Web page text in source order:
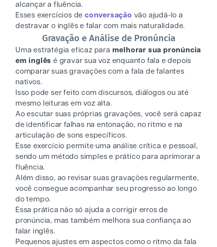
alcançar a fluência.
Esses exercícios de conversação vão ajudá-lo a
destravar o inglês e falar com mais naturalidade.
Gravação e Análise de Pronúncia
Uma estratégia eficaz para melhorar sua pronúncia
em inglês é gravar sua voz enquanto fala e depois
comparar suas gravações com a fala de falantes
nativos.
Isso pode ser feito com discursos, diálogos ou até
mesmo leituras em voz alta.
Ao escutar suas próprias gravações, você será capaz
de identificar falhas na entonação, no ritmo e na
articulação de sons específicos.
Esse exercício permite uma análise crítica e pessoal,
sendo um método simples e prático para aprimorar a
fluência.
Além disso, ao revisar suas gravações regularmente,
você consegue acompanhar seu progresso ao longo
do tempo.
Essa prática não só ajuda a corrigir erros de
pronúncia, mas também melhora sua confiança ao
falar inglês.
Pequenos ajustes em aspectos como o ritmo da fala